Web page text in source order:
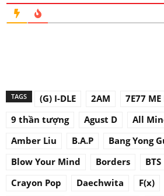
TAGS (G) I-DLE 2AM
7E77 ME
9 thần tượng
Agust D All
Amber Liu
B.A.P
Bang Yong
Blow Your Mind
Borders BTS
Crayon Pop
Daechwita F(x)